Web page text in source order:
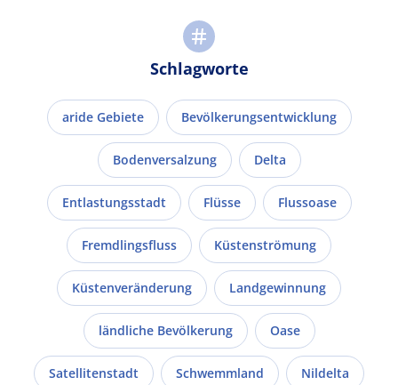
Schlagworte
aride Gebiete Bevölkerungsentwicklung
Bodenversalzung Delta
Entlastungsstadt Flüsse Flussoase
Fremdlingsfluss Küstenströmung
Küstenveränderung Landgewinnung
ländliche Bevölkerung Oase
Satellitenstadt Schwemmland Nildelta